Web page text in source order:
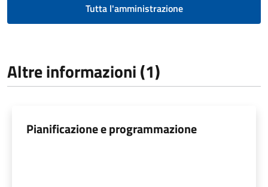
Tutta l'amministrazione
Altre informazioni (1)
Pianificazione e programmazione